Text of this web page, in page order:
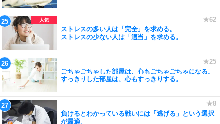
ストレスの多い人は「完全」を求める。
ストレスの少ない人は「適当」を求める。
ごちゃごちゃした部屋は、心もごちゃごちゃになる。
すっきりした部屋は、心もすっきりする。
負けるとわかっている戦いには「逃げる」という選択
が最適。